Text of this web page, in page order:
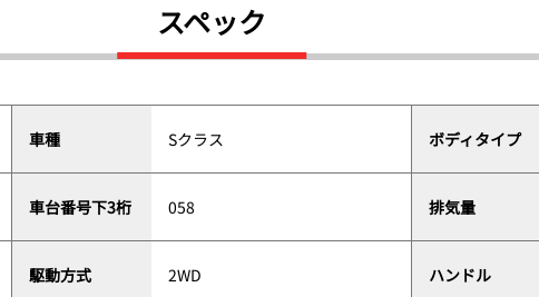
スペック
車種 Sクラス ボディタイプ
車台番号下3桁 058 排気量
駆動方式 2WD ハンドル